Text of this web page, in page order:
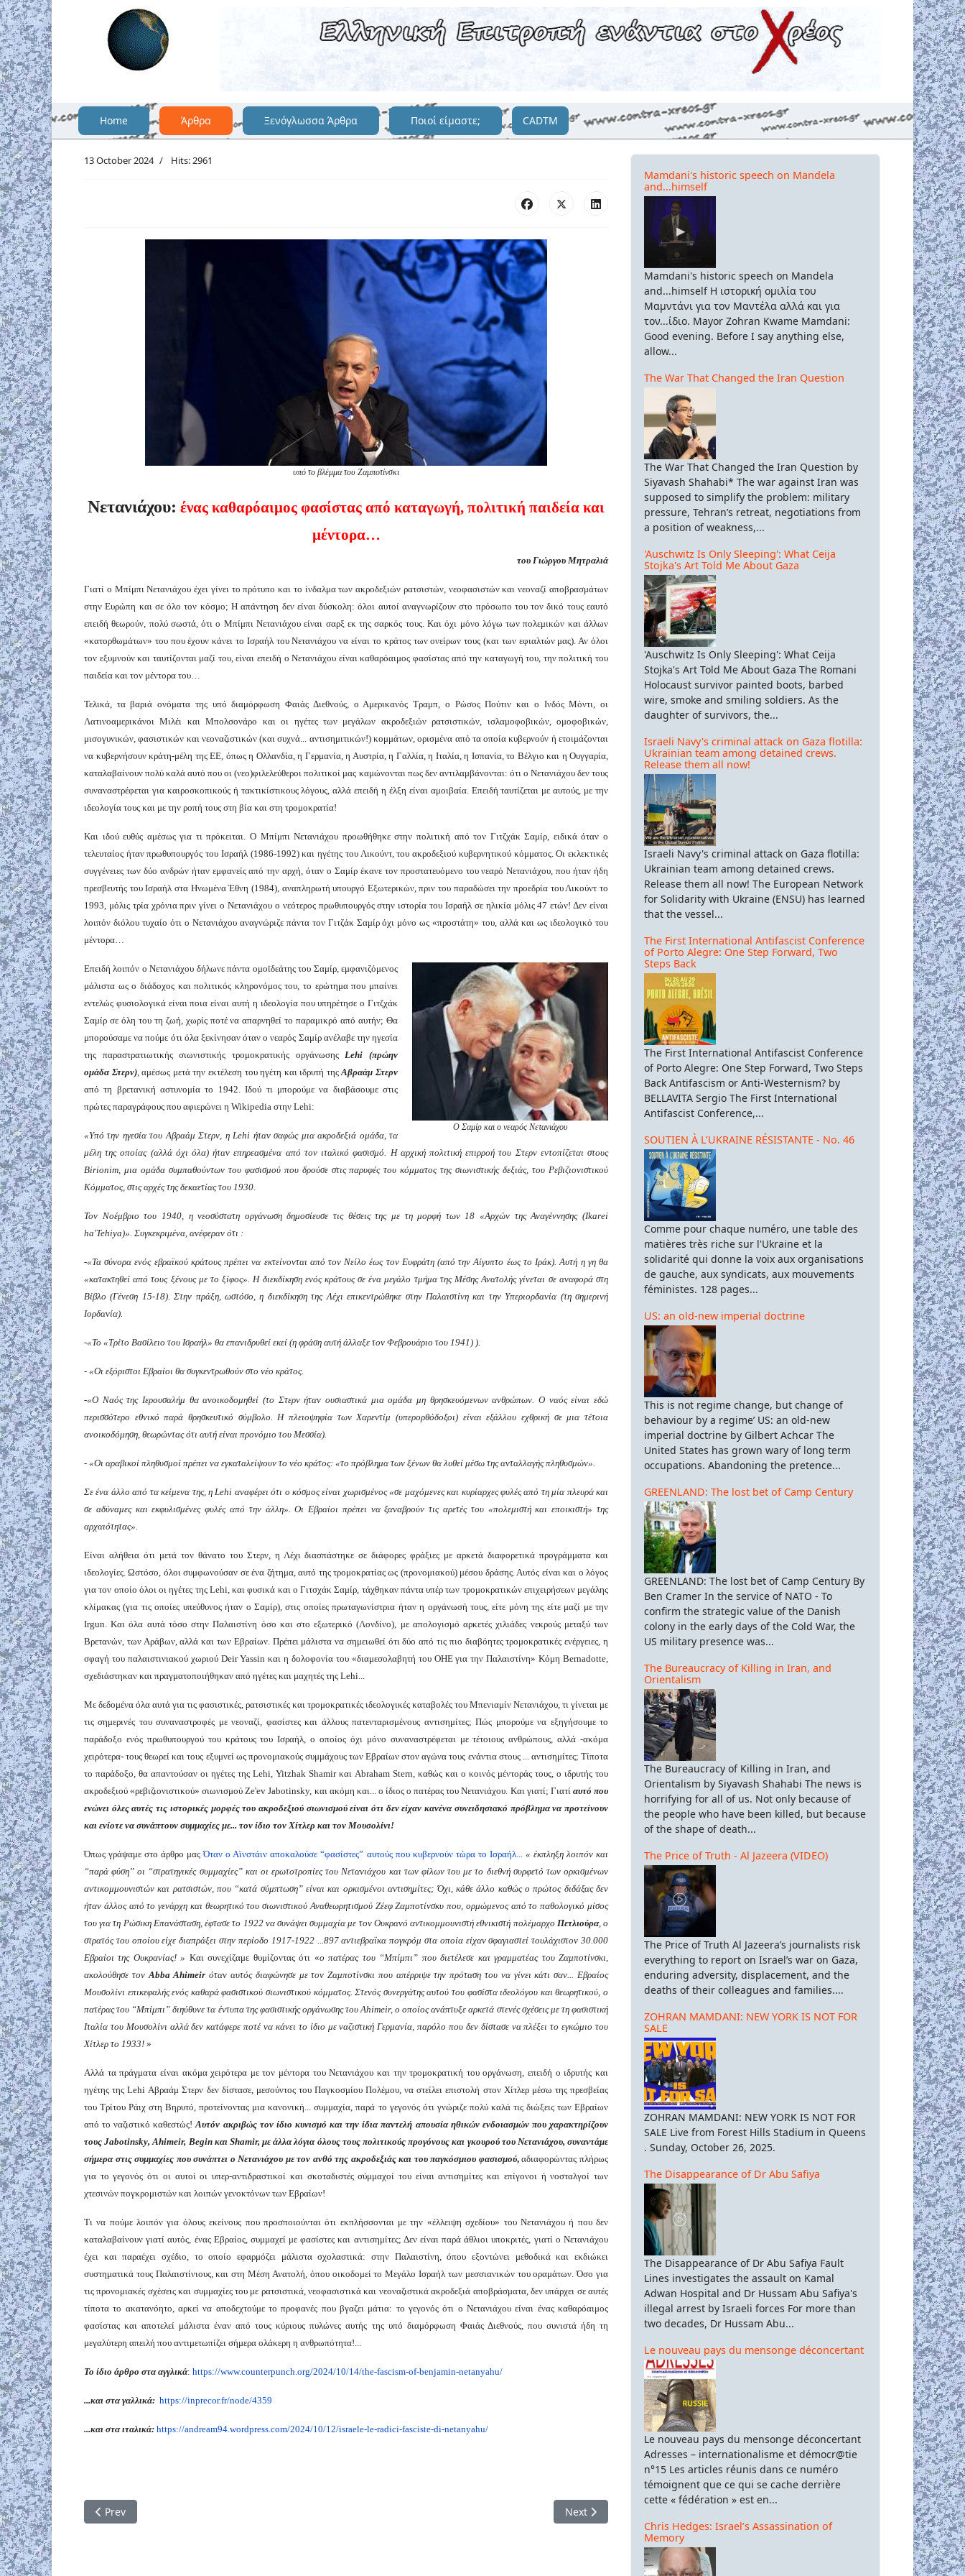
Home Άρθρα Ξενόγλωσσα Άρθρα Ποιοί είμαστε; CADTM
13 October 2024 Hits: 2961
υπό το βλέμμα του Ζαμποτίνσκι
Νετανιάχου: ένας καθαρόαιμος φασίστας από καταγωγή, πολιτική παιδεία και
μέντορα…
του Γιώργου Μητραλιά
Γιατί ο Μπίμπι Νετανιάχου έχει γίνει το πρότυπο και το ίνδαλμα των ακροδεξιών ρατσιστών, νεοφασιστών και νεοναζί αποβρασμάτων
στην Ευρώπη και σε όλο τον κόσμο; Η απάντηση δεν είναι δύσκολη: όλοι αυτοί αναγνωρίζουν στο πρόσωπο του τον δικό τους εαυτό
επειδή θεωρούν, πολύ σωστά, ότι ο Μπίμπι Νετανιάχου είναι σαρξ εκ της σαρκός τους. Και όχι μόνο λόγω των πολεμικών και άλλων
«κατορθωμάτων» του που έχουν κάνει το Ισραήλ του Νετανιάχου να είναι το κράτος των ονείρων τους (και των εφιαλτών μας). Αν όλοι
τον εξυμνούν και ταυτίζονται μαζί του, είναι επειδή ο Νετανιάχου είναι καθαρόαιμος φασίστας από την καταγωγή του, την πολιτική του
παιδεία και τον μέντορα του…
Τελικά, τα βαριά ονόματα της υπό διαμόρφωση Φαιάς Διεθνούς, ο Αμερικανός Τραμπ, ο Ρώσος Πούτιν και ο Ινδός Μόντι, οι
Λατινοαμερικάνοι Μιλέι και Μπολσονάρο και οι ηγέτες των μεγάλων ακροδεξιών ρατσιστικών, ισλαμοφοβικών, ομοφοβικών,
μισογυνικών, φασιστικών και νεοναζιστικών (και συχνά... αντισημιτικών!) κομμάτων, ορισμένα από τα οποία κυβερνούν ή ετοιμάζονται
να κυβερνήσουν κράτη-μέλη της ΕΕ, όπως η Ολλανδία, η Γερμανία, η Αυστρία, η Γαλλία, η Ιταλία, η Ισπανία, το Βέλγιο και η Ουγγαρία,
καταλαβαίνουν πολύ καλά αυτό που οι (νεο)φιλελεύθεροι πολιτικοί μας καμώνονται πως δεν αντιλαμβάνονται: ότι ο Νετανιάχου δεν τους
συναναστρέφεται για καιροσκοπικούς ή τακτικίστικους λόγους, αλλά επειδή η έλξη είναι αμοιβαία. Επειδή ταυτίζεται με αυτούς, με την
ιδεολογία τους και με την ροπή τους στη βία και στη τρομοκρατία!
Και ιδού ευθύς αμέσως για τι πρόκειται. Ο Μπίμπι Νετανιάχου προωθήθηκε στην πολιτική από τον Γιτζχάκ Σαμίρ, ειδικά όταν ο
τελευταίος ήταν πρωθυπουργός του Ισραήλ (1986-1992) και ηγέτης του Λικούντ, του ακροδεξιού κυβερνητικού κόμματος. Οι εκλεκτικές
συγγένειες των δύο ανδρών ήταν εμφανείς από την αρχή, όταν ο Σαμίρ έκανε τον προστατευόμενο του νεαρό Νετανιάχου, που ήταν ήδη
πρεσβευτής του Ισραήλ στα Ηνωμένα Έθνη (1984), αναπληρωτή υπουργό Εξωτερικών, πριν του παραδώσει την προεδρία του Λικούντ το
1993, μόλις τρία χρόνια πριν γίνει ο Νετανιάχου ο νεότερος πρωθυπουργός στην ιστορία του Ισραήλ σε ηλικία μόλις 47 ετών! Δεν είναι
λοιπόν διόλου τυχαίο ότι ο Νετανιάχου αναγνώριζε πάντα τον Γιτζάκ Σαμίρ όχι μόνο ως «προστάτη» του, αλλά και ως ιδεολογικό του
μέντορα…
Ο Σαμίρ και ο νεαρός Νετανιάχου
Επειδή λοιπόν ο Νετανιάχου δήλωνε πάντα ομοϊδεάτης του Σαμίρ, εμφανιζόμενος
μάλιστα ως ο διάδοχος και πολιτικός κληρονόμος του, το ερώτημα που μπαίνει
εντελώς φυσιολογικά είναι ποια είναι αυτή η ιδεολογία που υπηρέτησε ο Γιτζχάκ
Σαμίρ σε όλη του τη ζωή, χωρίς ποτέ να απαρνηθεί το παραμικρό από αυτήν; Θα
μπορούσαμε να πούμε ότι όλα ξεκίνησαν όταν ο νεαρός Σαμίρ ανέλαβε την ηγεσία
της παραστρατιωτικής σιωνιστικής τρομοκρατικής οργάνωσης Lehi(πρώην
ομάδα Στερν), αμέσως μετά την εκτέλεση του ηγέτη και ιδρυτή τηςΑβραάμ Στερν
από τη βρετανική αστυνομία το 1942. Ιδού τι μπορούμε να διαβάσουμε στις
πρώτες παραγράφους που αφιερώνει η Wikipedia στην Lehi:
«Υπό την ηγεσία του Αβραάμ Στερν, η Lehi ήταν σαφώς μια ακροδεξιά ομάδα, τα
μέλη της οποίας(αλλά όχι όλα) ήταν επηρεασμένα από τον ιταλικό φασισμό. Η αρχική πολιτική επιρροή του Στερν εντοπίζεται στους
Birionim, μια ομάδα συμπαθούντων του φασισμού που δρούσε στις παρυφές τουκόμματος της σιωνιστικής δεξιάς, του Ρεβιζιονιστικού
Κόμματος, στις αρχές της δεκαετίας του 1930.
Τον Νοέμβριο του 1940, η νεοσύστατη οργάνωση δημοσίευσε τις θέσεις της με τη μορφή των 18 «Αρχών της Αναγέννησης (Ikarei
ha'Tehiya)». Συγκεκριμένα, ανέφεραν ότι :
-«Τα σύνορα ενός εβραϊκού κράτους πρέπει να εκτείνονται από τον Νείλο έως τον Ευφράτη (από την Αίγυπτο έως το Ιράκ). Αυτή η γη θα
«κατακτηθεί από τους ξένους με το ξίφος». Η διεκδίκηση ενός κράτους σε ένα μεγάλο τμήμα της Μέσης Ανατολής γίνεται σε αναφορά στη
Βίβλο (Γένεση 15-18). Στην πράξη, ωστόσο, η διεκδίκηση της Λέχι επικεντρώθηκε στην Παλαιστίνη και την Υπεριορδανία (τη σημερινή
Ιορδανία).
-«Το «Τρίτο Βασίλειο του Ισραήλ» θα επανιδρυθεί εκεί (η φράση αυτή άλλαξε τον Φεβρουάριο του 1941) ).
- «Οι εξόριστοι Εβραίοι θα συγκεντρωθούν στο νέο κράτος.
-«Ο Ναός της Ιερουσαλήμ θα ανοικοδομηθεί (το Στερν ήταν ουσιαστικά μια ομάδα μη θρησκευόμενων ανθρώπων. Ο ναός είναι εδώ
περισσότερο εθνικό παρά θρησκευτικό σύμβολο. Η πλειοψηφία των Χαρεντίμ (υπερορθόδοξοι) είναι εξάλλου εχθρική σε μια τέτοια
ανοικοδόμηση, θεωρώντας ότι αυτή είναι προνόμιο του Μεσσία).
- «Οι αραβικοί πληθυσμοί πρέπει να εγκαταλείψουν το νέο κράτος: «το πρόβλημα των ξένων θα λυθεί μέσω της ανταλλαγής πληθυσμών».
Σε ένα άλλοαπό τακείμενα της, η Lehi αναφέρει ότι ο κόσμος είναι χωρισμένος «σε μαχόμενες και κυρίαρχες φυλές από τη μία πλευρά και
σε αδύναμες και εκφυλισμένες φυλές από την άλλη». Οι Εβραίοι πρέπει να ξαναβρούν τις αρετές του «πολεμιστή καιεποικιστή» της
αρχαιότητας».
Είναι αλήθεια ότι μετά τον θάνατο του Στερν, η Λέχι διασπάστηκε σε διάφορες φράξιες με αρκετά διαφορετικά προγράμματα και
ιδεολογίες. Ωστόσο, όλοι συμφωνούσαν σε ένα ζήτημα, αυτό της τρομοκρατίας ως (προνομιακού) μέσου δράσης. Αυτός είναι και ο λόγος
για τον οποίο όλοι οι ηγέτες της Lehi, και φυσικά και ο Γιτσχάκ Σαμίρ, τάχθηκαν πάντα υπέρ των τρομοκρατικών επιχειρήσεων μεγάλης
κλίμακας (για τις οποίες υπεύθυνος ήταν ο Σαμίρ), στις οποίες πρωταγωνίστρια ήταν η οργάνωσή τους, είτε μόνη της είτε μαζί με την
Irgun. Και όλα αυτά τόσο στην Παλαιστίνη όσο και στο εξωτερικό (Λονδίνο), με απολογισμό αρκετές χιλιάδες νεκρούς μεταξύ των
Βρετανών, των Αράβων, αλλά και των Εβραίων. Πρέπει μάλιστα να σημειωθεί ότι δύο από τις πιο διαβόητες τρομοκρατικές ενέργειες, η
σφαγή του παλαιστινιακού χωριού Deir Yassin και η δολοφονία του «διαμεσολαβητή του ΟΗΕ για την Παλαιστίνη» Κόμη Bernadotte,
σχεδιάστηκαν και πραγματοποιήθηκαν από ηγέτες και μαχητές της Lehi...
Με δεδομένα όλα αυτά για τις φασιστικές, ρατσιστικές και τρομοκρατικές ιδεολογικές καταβολές του Μπενιαμίν Νετανιάχου, τι γίνεται με
τις σημερινές του συναναστροφές με νεοναζί, φασίστες και άλλους πατενταρισμένους αντισημίτες; Πώς μπορούμε να εξηγήσουμε το
παράδοξο ενός πρωθυπουργού του κράτους του Ισραήλ, ο οποίος όχι μόνο συναναστρέφεται με τέτοιους ανθρώπους, αλλά -ακόμα
χειρότερα- τους θεωρεί και τους εξυμνεί ως προνομιακούς συμμάχους των Εβραίων στον αγώνα τους ενάντια στους ... αντισημίτες; Τίποτα
το παράδοξο, θα απαντούσαν οι ηγέτες της Lehi, Yitzhak Shamir και Abraham Stern, καθώς και ο κοινός μέντοράς τους, ο ιδρυτής του
ακροδεξιού «ρεβιζιονιστικού» σιωνισμού Ze'ev Jabotinsky, και ακόμη και... ο ίδιος ο πατέρας του Νετανιάχου. Και γιατί; Γιατί αυτό που
ενώνει όλες αυτές τις ιστορικές μορφές του ακροδεξιού σιωνισμού είναι ότι δεν είχαν κανένα συνειδησιακό πρόβλημα να προτείνουν
και ενίοτε να συνάπτουν συμμαχίες με... τον ίδιο τον Χίτλερ και τον Μουσολίνι!
Όπως γράψαμε στο άρθρο μαςΌταν ο Αϊνστάιν αποκαλούσε “φασίστες” αυτούς που κυβερνούν τώρα το Ισραήλ... « έκπληξη λοιπόν και
“παρά φύση” οι “στρατηγικές συμμαχίες” και οι ερωτοτροπίες του Νετανιάχου και των φίλων του με το διεθνή συρφετό των ορκισμένων
αντικομμουνιστών και ρατσιστών, που “κατά σύμπτωση” είναι και ορκισμένοι αντισημίτες; Όχι, κάθε άλλο καθώς ο πρώτος διδάξας δεν
ήταν άλλος από το γενάρχη και θεωρητικό του σιωνιστικού Αναθεωρητισμού Ζέεφ Ζαμποτίνσκυ που, ορμώμενος από το παθολογικό μίσος
του για τη Ρώσικη Επανάσταση, έφτασε το 1922 να συνάψει συμμαχία με τον Ουκρανό αντικομμουνιστή εθνικιστή πολέμαρχο Πετλιούρα, ο
στρατός του οποίου είχε διαπράξει στην περίοδο 1917-1922 ...897 αντιεβραϊκα πογκρόμ στα οποία είχαν σφαγιαστεί τουλάχιστον 30.000
Εβραίοι της Ουκρανίας! » Και συνεχίζαμε θυμίζοντας ότι «ο πατέρας του “Μπίμπι” που διετέλεσε και γραμματέας του Ζαμποτίνσκι,
ακολούθησε τον Abba Ahimeir όταν αυτός διαφώνησε με τον Ζαμποτίνσκι που απέρριψε την πρόταση του να γίνει κάτι σαν... Εβραίος
Μουσολίνι επικεφαλής ενός καθαρά φασιστικού σιωνιστικού κόμματος. Στενός συνεργάτης αυτού του φασίστα ιδεολόγου και θεωρητικού, ο
πατέρας του “Μπίμπι” διηύθυνε τα έντυπα της φασιστικής οργάνωσης του Ahimeir, ο οποίος ανάπτυξε αρκετά στενές σχέσεις με τη φασιστική
Ιταλία του Μουσολίνι αλλά δεν κατάφερε ποτέ να κάνει το ίδιο με ναζιστική Γερμανία, παρόλο που δεν δίστασε να πλέξει το εγκώμιο του
Χίτλερ το 1933! »
Αλλά τα πράγματα είναι ακόμα χειρότερα με τον μέντορα του Νετανιάχου και την τρομοκρατική του οργάνωση, επειδή ο ιδρυτής και
ηγέτης της Lehi Αβραάμ Στερν δεν δίστασε, μεσούντος του Παγκοσμίου Πολέμου, να στείλει επιστολή στον Χίτλερ μέσω της πρεσβείας
του Τρίτου Ράιχ στη Βηρυτό, προτείνοντας μια κανονική... συμμαχία, παρά το γεγονός ότι γνώριζε πολύ καλά τις διώξεις των Εβραίων
από το ναζιστικό καθεστώς!Αυτόν ακριβώς τον ίδιο κυνισμό και τηνίδιαπαντελή απουσία ηθικώνενδοιασμών που χαρακτηρίζουν
τους Jabotinsky, Ahimeir, Begin και Shamir, με άλλα λόγια όλους τους πολιτικούςπρογόνους και γκουρού του Νετανιάχου, συναντάμε
σήμερα στις συμμαχίες πουσυνάπτει ο Νετανιάχου με τον ανθό της ακροδεξιάς και του παγκόσμιου φασισμού,αδιαφορώντας πλήρως
για το γεγονός ότι οι αυτοί οι υπερ-αντιδραστικοί και σκοταδιστές σύμμαχοί του είναι αντισημίτες και επίγονοι ή νοσταλγοί των
χτεσινών πογκρομιστών και λοιπών γενοκτόνων των Εβραίων!
Τι να πούμε λοιπόν για όλους εκείνους που προσποιούνται ότι εκπλήσσονται με την «έλλειψη σχεδίου» του Νετανιάχου ή που δεν
καταλαβαίνουν γιατί αυτός, ένας Εβραίος, συμμαχεί με φασίστες και αντισημίτες; Δεν είναι παρά άθλιοι υποκριτές, γιατί ο Νετανιάχου
έχει και παραέχει σχέδιο, το οποίο εφαρμόζει μάλιστα σχολαστικά: στην Παλαιστίνη, όπου εξοντώνει μεθοδικά και εκδιώκει
συστηματικά τους Παλαιστίνιους, και στη Μέση Ανατολή, όπου οικοδομεί το Μεγάλο Ισραήλ των μεσσιανικών του οραμάτων. Όσο για
τις προνομιακές σχέσεις και συμμαχίες του με ρατσιστικά, νεοφασιστικά και νεοναζιστικά ακροδεξιά αποβράσματα, δεν υπάρχει σε αυτές
τίποτα το ακατανόητο, αρκεί να αποδεχτούμε το προφανές που βγαζει μάτια: το γεγονός ότι ο Νετανιάχου είναι ένας καθαρόαιμος
φασίστας και αποτελεί μάλιστα έναν από τους κύριους πυλώνες αυτής της υπό διαμόρφωση Φαιάς Διεθνούς, που συνιστά ήδη τη
μεγαλύτερη απειλή που αντιμετωπίζει σήμερα ολάκερη η ανθρωπότητα!...
Το ίδιο άρθρο στα αγγλικά: https://www.counterpunch.org/2024/10/14/the-fascism-of-benjamin-netanyahu/
...και στα γαλλικά: https://inprecor.fr/node/4359
...και στα ιταλικά: https://andream94.wordpress. com/2024/10/12/israele-le-radici-fasciste-di-netanyahu/
Previous article: Βλαντίμιρ Πούτιν: νονός και ενοποιητής της διεθνούς ακροδεξιάς!
Prev Next article: 12 μήνες γενοκτονίας, εθνοκάθαρσης και ανείπωτης βαρβαρότητας !
Next
Mamdani's historic speech on Mandela
and...himself
Mamdani's historic speech on Mandela
and...himself Η ιστορική ομιλία του
Μαμντάνι για τον Μαντέλα αλλά και για
τον...ίδιο. Mayor Zohran Kwame Mamdani:
Good evening. Before I say anything else,
allow...
The War That Changed the Iran Question
The War That Changed the Iran Question by
Siyavash Shahabi* The war against Iran was
supposed to simplify the problem: military
pressure, Tehran’s retreat, negotiations from
a position of weakness,...
'Auschwitz Is Only Sleeping': What Ceija
Stojka's Art Told Me About Gaza
'Auschwitz Is Only Sleeping': What Ceija
Stojka's Art Told Me About Gaza The Romani
Holocaust survivor painted boots, barbed
wire, smoke and smiling soldiers. As the
daughter of survivors, the...
Israeli Navy's criminal attack on Gaza flotilla:
Ukrainian team among detained crews.
Release them all now!
Israeli Navy's criminal attack on Gaza flotilla:
Ukrainian team among detained crews.
Release them all now! The European Network
for Solidarity with Ukraine (ENSU) has learned
that the vessel...
The First International Antifascist Conference
of Porto Alegre: One Step Forward, Two
Steps Back
The First International Antifascist Conference
of Porto Alegre: One Step Forward, Two Steps
Back Antifascism or Anti-Westernism? by
BELLAVITA Sergio The First International
Antifascist Conference,...
SOUTIEN À L’UKRAINE RÉSISTANTE - No. 46
Comme pour chaque numéro, une table des
matières très riche sur l'Ukraine et la
solidarité qui donne la voix aux organisations
de gauche, aux syndicats, aux mouvements
féministes. 128 pages...
US: an old-new imperial doctrine
This is not regime change, but change of
behaviour by a regime’ US: an old-new
imperial doctrine by Gilbert Achcar The
United States has grown wary of long term
occupations. Abandoning the pretence...
GREENLAND: The lost bet of Camp Century
GREENLAND: The lost bet of Camp Century By
Ben Cramer In the service of NATO - To
confirm the strategic value of the Danish
colony in the early days of the Cold War, the
US military presence was...
The Bureaucracy of Killing in Iran, and
Orientalism
The Bureaucracy of Killing in Iran, and
Orientalism by Siyavash Shahabi The news is
horrifying for all of us. Not only because of
the people who have been killed, but because
of the shape of death...
The Price of Truth - Al Jazeera (VIDEO)
The Price of Truth Al Jazeera’s journalists risk
everything to report on Israel’s war on Gaza,
enduring adversity, displacement, and the
deaths of their colleagues and families....
ZOHRAN MAMDANI: NEW YORK IS NOT FOR
SALE
ZOHRAN MAMDANI: NEW YORK IS NOT FOR
SALE Live from Forest Hills Stadium in Queens
. Sunday, October 26, 2025.
The Disappearance of Dr Abu Safiya
The Disappearance of Dr Abu Safiya Fault
Lines investigates the assault on Kamal
Adwan Hospital and Dr Hussam Abu Safiya's
illegal arrest by Israeli forces For more than
two decades, Dr Hussam Abu...
Le nouveau pays du mensonge déconcertant
Le nouveau pays du mensonge déconcertant
Adresses – internationalisme et démocr@tie
n°15 Les articles réunis dans ce numéro
témoignent que ce qui se cache derrière
cette « fédération » est en...
Chris Hedges: Israel’s Assassination of
Memory